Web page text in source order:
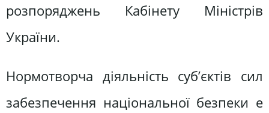
розпоряджень Кабінету Міністрів
України.
Нормотворча діяльність суб’єктів сил
забезпечення національної безпеки е